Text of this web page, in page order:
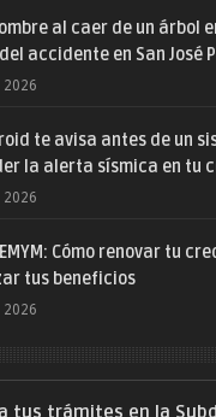
al caer de un árbol
accidente en San José
2026
te avisa antes de un
la alerta sísmica en tu
2026
Cómo renovar tu
tus beneficios
2026
tus trámites en la